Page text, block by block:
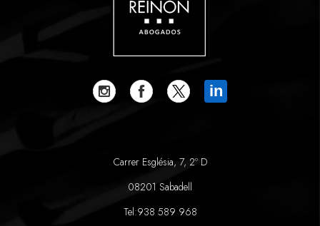
in
Carrer Església, 7, 2º D
08201 Sabadell
Tel:938 589 968